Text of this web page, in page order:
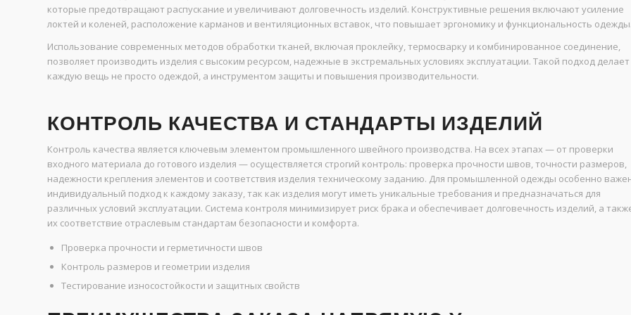
которые предотвращают распускание и увеличивают долговечность изделий. Конструктивные решения включают усиление
локтей и коленей, расположение карманов и вентиляционных вставок, что повышает эргономику и функциональность одежды.
Использование современных методов обработки тканей, включая проклейку, термосварку и комбинированное соединение,
позволяет производить изделия с высоким ресурсом, надежные в экстремальных условиях эксплуатации. Такой подход делает
каждую вещь не просто одеждой, а инструментом защиты и повышения производительности.
КОНТРОЛЬ КАЧЕСТВА И СТАНДАРТЫ ИЗДЕЛИЙ
Контроль качества является ключевым элементом промышленного швейного производства. На всех этапах — от проверки
входного материала до готового изделия — осуществляется строгий контроль: проверка прочности швов, точности размеров,
надежности крепления элементов и соответствия изделия техническому заданию. Для промышленной одежды особенно
индивидуальный подход к каждому заказу, так как изделия могут иметь уникальные требования и предназначаться для
различных условий эксплуатации. Система контроля минимизирует риск брака и обеспечивает долговечность изделий, а
их соответствие отраслевым стандартам безопасности и комфорта.
Проверка прочности и герметичности швов
Контроль размеров и геометрии изделия
Тестирование износостойкости и защитных свойств